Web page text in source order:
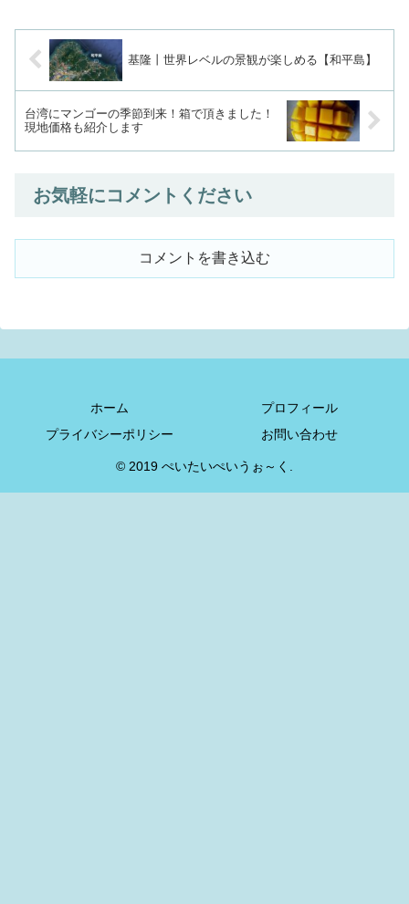
基隆丨世界レベルの景観が楽しめる【和平島】
台湾にマンゴーの季節到来！箱で頂きました！
現地価格も紹介します
お気軽にコメントください
コメントを書き込む
ホーム
プロフィール
プライバシーポリシー
お問い合わせ
© 2019 ぺいたいぺいうぉ～く.